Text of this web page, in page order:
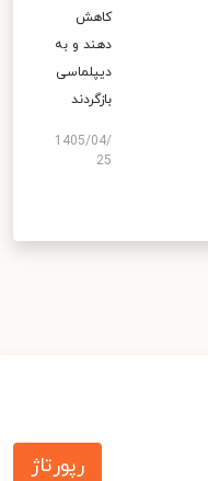
کاهش
دهند و به
دیپلماسی
بازگردند
1405/04/
25
رپورتاژ